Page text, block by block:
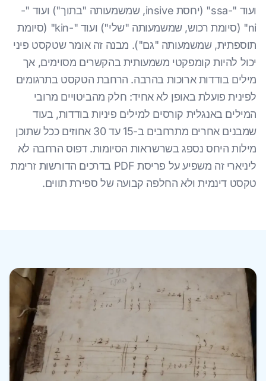
ועוד "-ssa" (יחסת insive, שמשמעותה "בתוך") ועוד "-
ni" (סיומת רכוש, שמשמעותה "שלי") ועוד "-kin" (סיומת
תוספתית, שמשמעותה "גם"). מבנה זה אומר שטקסט פיני
יכול להיות קומפקטי משמעותית בהקשרים מסוימים, אך
מילים בודדות ארוכות בהרבה. הרחבת הטקסט בתרגומים
לפינית פועלת באופן לא אחיד: חלק מהביטויים מרובי
המילים באנגלית קורסים למילים פיניות בודדות, בעוד
שמבנים אחרים מתרחבים ב-15 עד 30 אחוזים ככל שתוכן
מילות היחס נספג בשרשראות הסיומות. דפוס הרחבה לא
ליניארי זה משפיע על פריסת PDF בדרכים הדורשות זרימת
טקסט דינמית ולא החלפה קבועה של ספירת תווים.